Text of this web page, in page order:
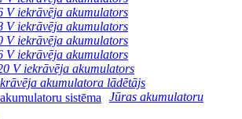
V iekrāvēja akumulators
V iekrāvēja akumulators
V iekrāvēja akumulators
V iekrāvēja akumulators
V iekrāvēja akumulators
akumulatora lādētājs
Jūras akumulatoru